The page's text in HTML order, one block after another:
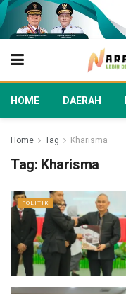
HOME DAERAH
Home Tag Kharisma
Tag: Kharisma
POLITIK